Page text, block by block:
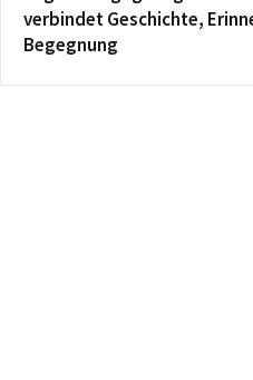
verbindet Geschichte,
Begegnung